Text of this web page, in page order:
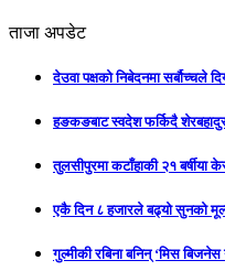
ताजा अपडेट
देउवा पक्षको निबेदनमा सर्बौच्चले
हङकङबाट स्वदेश फर्किदै
तुलसीपुरमा कटाँहाकी २१ बर्षीया
एकै दिन ८ हजारले बढ्यो सुनको
गुल्मीकी रबिना बनिन् ‘मिस